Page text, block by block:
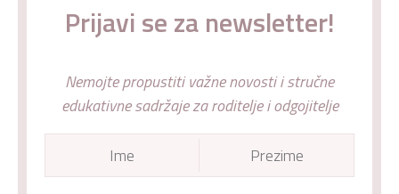
Prijavi se za newsletter!
Nemojte propustiti važne novosti i stručne
edukativne sadržaje za roditelje i odgojitelje